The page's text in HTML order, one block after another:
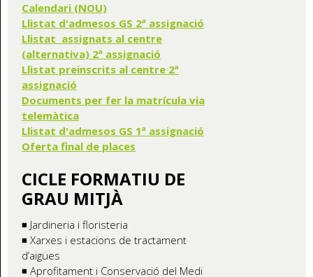
Calendari (NOU)
Llistat d'admesos GS 2ª assignació
Llistat assignats al centre
(alternativa) 2ª assignació
Llistat preinscrits al centre 2ª
assignació
Documents per fer la matrícula via
telemàtica
Llistat d'admesos GS 1ª assignació
Oferta final de places
CICLE FORMATIU DE
GRAU MITJÀ
◾ Jardineria i floristeria
◾ Xarxes i estacions de tractament
d’aigües
◾ Aprofitament i Conservació del Medi